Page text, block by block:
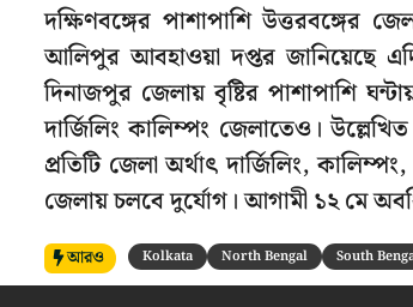
দক্ষিণবঙ্গের পাশাপাশি উত্তরবঙ্গের
আলিপুর আবহাওয়া দপ্তর জানিয়েছে
দিনাজপুর জেলায় বৃষ্টির পাশাপাশি
দার্জিলিং কালিম্পং জেলাতেও।
প্রতিটি জেলা অর্থাৎ দার্জিলিং,
জেলায় চলবে দুর্যোগ। আগামী ১২ মে
আরও Kolkata North Bengal South